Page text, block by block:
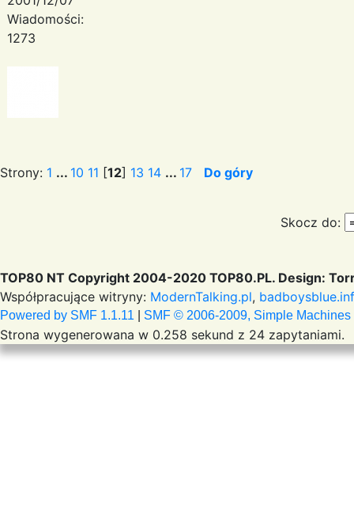
Wiadomości:
1273
Strony: 1 ... 10 11 [12] 13 14 ... 17 Do góry
Skocz do:
TOP80 NT Copyright 2004-2020 TOP80.PL. Design:
Współpracujące witryny: ModernTalking.pl,
Powered by SMF 1.1.11 SMF © 2006-2009, Simple Machines
Strona wygenerowana w 0.258 sekund z 24 zapytaniami.